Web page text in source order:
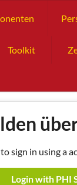
Toolkit
sign in using a
Login with PHI